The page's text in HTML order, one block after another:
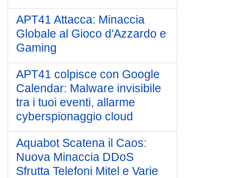
APT41 Attacca: Minaccia
Globale al Gioco d'Azzardo e
Gaming
APT41 colpisce con Google
Calendar: Malware invisibile
tra i tuoi eventi, allarme
cyberspionaggio cloud
Aquabot Scatena il Caos:
Nuova Minaccia DDoS
Sfrutta Telefoni Mitel e Varie